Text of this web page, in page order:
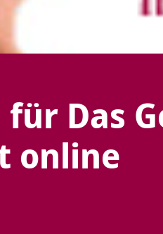
Das
online